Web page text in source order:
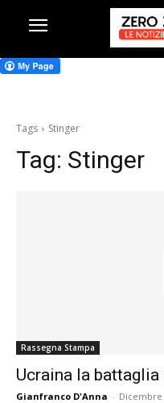
Tags Stinger
Tag: Stinger
Rassegna Stampa
Ucraina la
Gianfranco D'Anna - Dicembre